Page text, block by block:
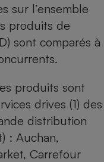
sur l’ensemble
produits de
sont comparés à
produits sont
drives (1) des
distribution
: Auchan,
Carrefour